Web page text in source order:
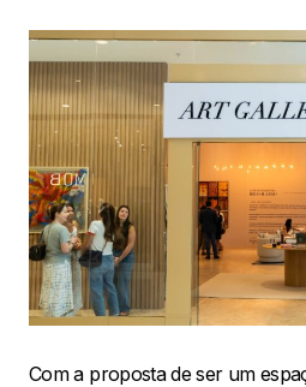
Com a proposta de ser um